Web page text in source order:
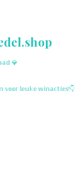
💎
𝕝𝕖𝕦𝕜𝕖 𝕨𝕚𝕟𝕒𝕔𝕥𝕚𝕖𝕤!👇